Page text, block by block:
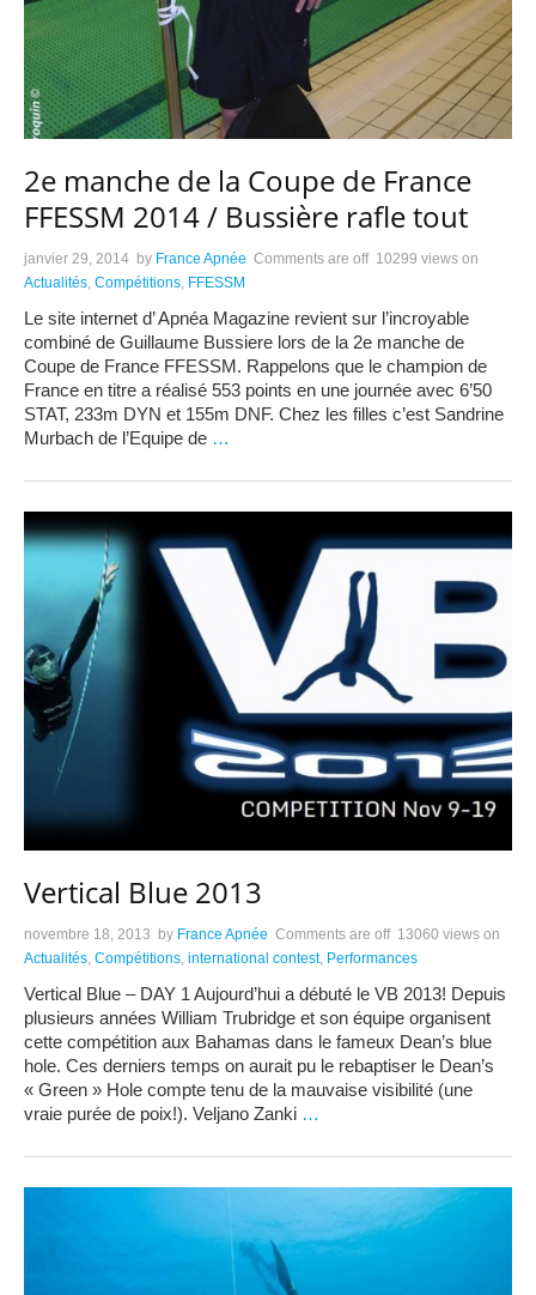
2e manche de la Coupe de France
FFESSM 2014 / Bussière rafle tout
janvier 29, 2014 by France Apnée Comments are off 10299 views on
Actualités, Compétitions, FFESSM
Le site internet d’ Apnéa Magazine revient sur l’incroyable
combiné de Guillaume Bussiere lors de la 2e manche de
Coupe de France FFESSM. Rappelons que le champion de
France en titre a réalisé 553 points en une journée avec 6’50
STAT, 233m DYN et 155m DNF. Chez les filles c’est Sandrine
Murbach de l’Equipe de …
Vertical Blue 2013
novembre 18, 2013 by France Apnée Comments are off 13060 views on
Actualités Compétitions international contest, Performances
Vertical Blue – DAY 1 Aujourd’hui a débuté le VB 2013! Depuis
plusieurs années William Trubridge et son équipe organisent
cette compétition aux Bahamas dans le fameux Dean’s blue
hole. Ces derniers temps on aurait pu le rebaptiser le Dean’s
« Green » Hole compte tenu de la mauvaise visibilité (une
vraie purée de poix!). Veljano Zanki …